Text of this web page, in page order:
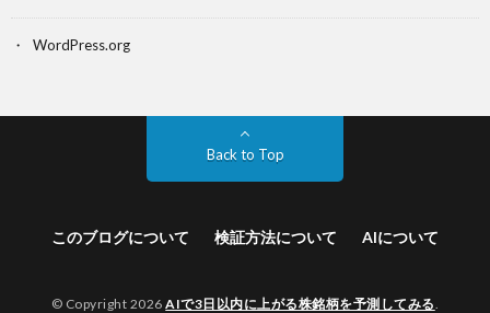
WordPress.org
Back to Top
このブログについて 検証方法について AIについて
© Copyright 2026AIで3日以内に上がる株銘柄を予測してみる.